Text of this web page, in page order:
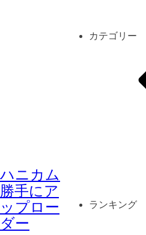
ハニカム
勝手にア
ップロー
ダー
カテゴリー
ランキング